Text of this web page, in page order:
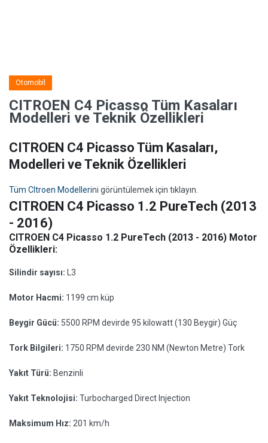
Otomobil
CITROEN C4 Picasso Tüm Kasaları
Modelleri ve Teknik Özellikleri
CITROEN C4 Picasso Tüm Kasaları,
Modelleri ve Teknik Özellikleri
Tüm CItroen Modellerini görüntülemek için tıklayın.
CITROEN C4 Picasso 1.2 PureTech (2013
- 2016)
CITROEN C4 Picasso 1.2 PureTech (2013 - 2016) Motor
Özellikleri:
Silindir sayısı: L3
Motor Hacmi: 1199 cm küp
Beygir Gücü: 5500 RPM devirde 95 kilowatt (130 Beygir) Güç
Tork Bilgileri: 1750 RPM devirde 230 NM (Newton Metre) Tork
Yakıt Türü: Benzinli
Yakıt Teknolojisi: Turbocharged Direct Injection
Maksimum Hız: 201 km/h